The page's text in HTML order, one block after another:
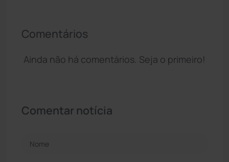
Comentários
Ainda não há comentários. Seja o primeiro!
Comentar notícia